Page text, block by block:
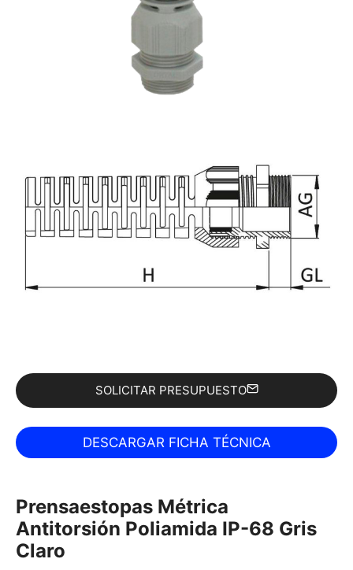
SOLICITAR PRESUPUESTO
Prensaestopas Métrica
Antitorsión Poliamida IP-68 Gris
Claro